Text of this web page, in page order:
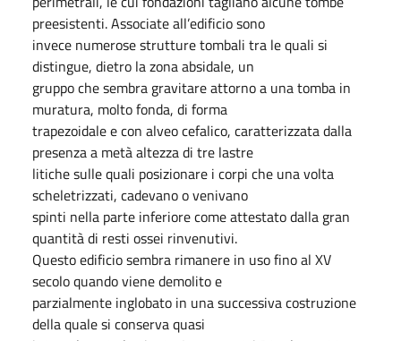
preesistenti. Associate all’edificio sono
invece numerose strutture tombali tra le quali si
distingue, dietro la zona absidale, un
gruppo che sembra gravitare attorno a una tomba in
muratura, molto fonda, di forma
trapezoidale e con alveo cefalico, caratterizzata dalla
presenza a metà altezza di tre lastre
litiche sulle quali posizionare i corpi che una volta
scheletrizzati, cadevano o venivano
spinti nella parte inferiore come attestato dalla gran
quantità di resti ossei rinvenutivi.
Questo edificio sembra rimanere in uso fino al XV
secolo quando viene demolito e
parzialmente inglobato in una successiva costruzione
della quale si conserva quasi